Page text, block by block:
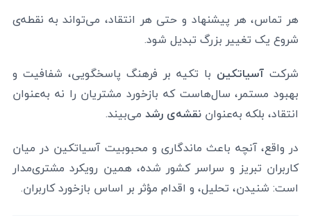
هر تماس، هر پیشنهاد و حتی هر انتقاد، می‌تواند به نقطه‌ی
شروع یک تغییر بزرگ تبدیل شود.
شرکت آسیاتکین با تکیه بر فرهنگ پاسخگویی، شفافیت و
بهبود مستمر، سال‌هاست که بازخورد مشتریان را نه به‌عنوان
انتقاد، بلکه به‌عنوان نقشه‌ی رشد می‌بیند.
در واقع، آنچه باعث ماندگاری و محبوبیت آسیاتکین در میان
کاربران تبریز و سراسر کشور شده، همین رویکرد مشتری‌مدار
است: شنیدن، تحلیل، و اقدام مؤثر بر اساس بازخورد کاربران.